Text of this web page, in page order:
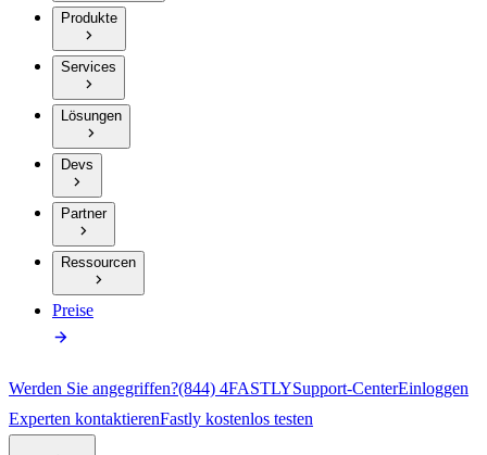
Produkte
Services
Lösungen
Devs
Partner
Ressourcen
Preise
Werden Sie angegriffen?(844) 4FASTLYSupport-CenterEinloggen
Experten kontaktierenFastly kostenlos testen